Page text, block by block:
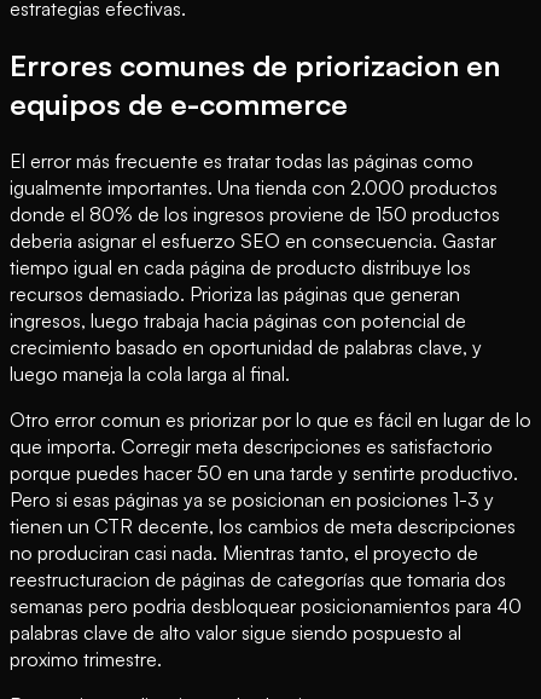
estrategias efectivas.
Errores comunes de priorizacion en
equipos de e-commerce
El error más frecuente es tratar todas las páginas como
igualmente importantes. Una tienda con 2.000 productos
donde el 80% de los ingresos proviene de 150 productos
deberia asignar el esfuerzo SEO en consecuencia. Gastar
tiempo igual en cada página de producto distribuye los
recursos demasiado. Prioriza las páginas que generan
ingresos, luego trabaja hacia páginas con potencial de
crecimiento basado en oportunidad de palabras clave, y
luego maneja la cola larga al final.
Otro error comun es priorizar por lo que es fácil en lugar de lo
que importa. Corregir meta descripciones es satisfactorio
porque puedes hacer 50 en una tarde y sentirte productivo.
Pero si esas páginas ya se posicionan en posiciones 1-3 y
tienen un CTR decente, los cambios de meta descripciones
no produciran casi nada. Mientras tanto, el proyecto de
reestructuracion de páginas de categorías que tomaria dos
semanas pero podria desbloquear posicionamientos para 40
palabras clave de alto valor sigue siendo pospuesto al
proximo trimestre.